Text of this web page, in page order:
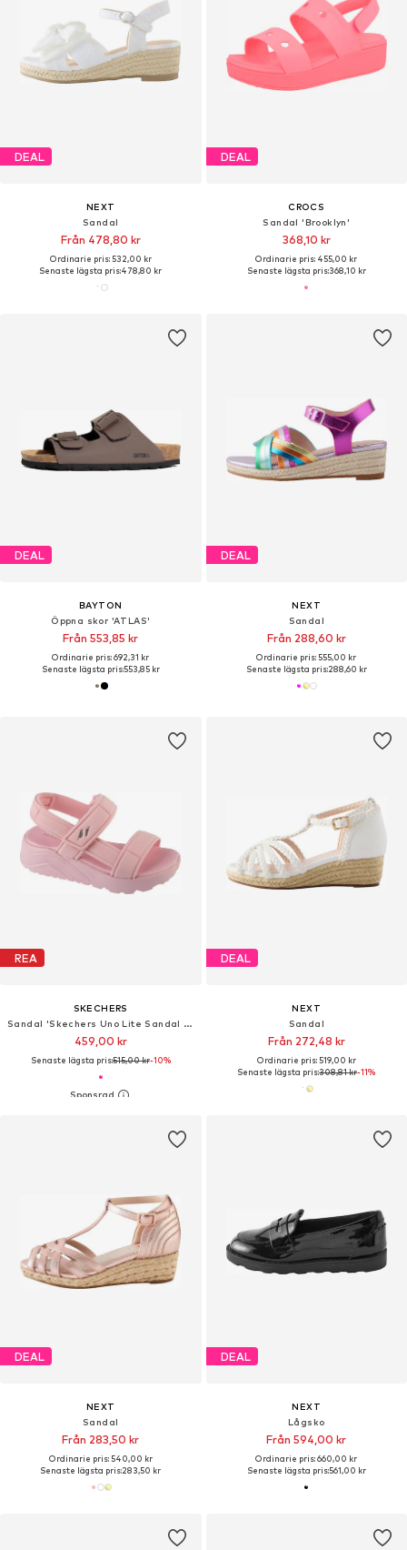
DEAL
NEXT
Sandal
Från 478,80 kr
Ordinarie pris: 532,00 kr
Senaste lägsta pris:478,80 kr
DEAL
CROCS
Sandal 'Brooklyn'
368,10 kr
Ordinarie pris: 455,00 kr
Senaste lägsta pris:368,10 kr
DEAL
BAYTON
Öppna skor 'ATLAS'
Från 553,85 kr
Ordinarie pris: 692,31 kr
Senaste lägsta pris:553,85 kr
DEAL
NEXT
Sandal
Från 288,60 kr
Ordinarie pris: 555,00 kr
Senaste lägsta pris:288,60 kr
REA
SKECHERS
Sandal 'Skechers Uno Lite Sandal - Sunny Stand'
459,00 kr
Senaste lägsta pris:515,00 kr-10%
DEAL
NEXT
Sandal
Från 272,48 kr
Ordinarie pris: 519,00 kr
Senaste lägsta pris:308,81 kr-11%
DEAL
NEXT
Sandal
Från 283,50 kr
Ordinarie pris: 540,00 kr
Senaste lägsta pris:283,50 kr
DEAL
NEXT
Lågsko
Från 594,00 kr
Ordinarie pris: 660,00 kr
Senaste lägsta pris:561,00 kr